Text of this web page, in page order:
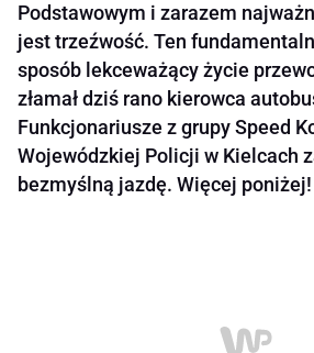
Podstawowym i zarazem
jest trzeźwość. Ten
sposób lekceważący życie
złamał dziś rano kierowca
Funkcjonariusze z grupy Speed
Wojewódzkiej Policji w Kielcach
bezmyślną jazdę. Więcej poniżej!